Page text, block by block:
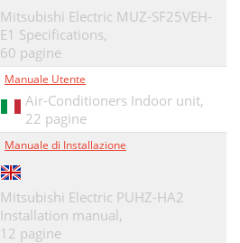
Mitsubishi Electric MUZ-SF25VEH-
E1 Specifications,
60 pagine
Manuale Utente
Air-Conditioners Indoor unit,
22 pagine
Manuale di Installazione
Mitsubishi Electric PUHZ-HA2
Installation manual,
12 pagine